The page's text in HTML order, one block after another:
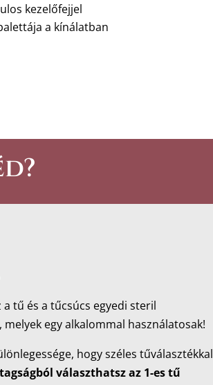
kezelőfejjel
a kínálatban
a tű és a tűcsúcs egyedi steril
egy alkalommal használatosak!
hogy széles tűválasztékkal
választhatsz az 1-es tű